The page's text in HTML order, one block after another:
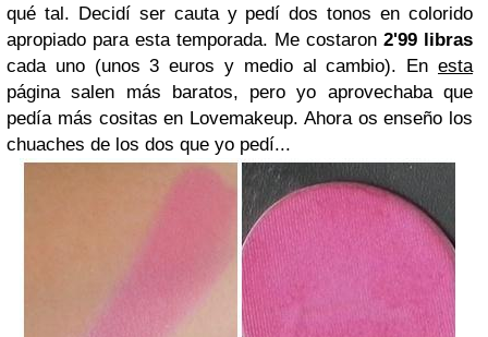
qué tal. Decidí ser cauta y pedí dos tonos en colorido
apropiado para esta temporada. Me costaron 2'99 libras
cada uno (unos 3 euros y medio al cambio). En esta
página salen más baratos, pero yo aprovechaba que
pedía más cositas en Lovemakeup. Ahora os enseño los
chuaches de los dos que yo pedí...